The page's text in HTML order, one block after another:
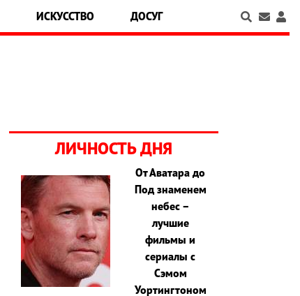
ИСКУССТВО ДОСУГ
ЛИЧНОСТЬ ДНЯ
От Аватара до
Под знаменем
небес –
лучшие
фильмы и
сериалы с
Сэмом
Уортингтоном